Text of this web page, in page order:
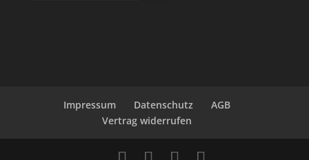
Impressum Datenschutz
AGB
Vertrag widerrufen